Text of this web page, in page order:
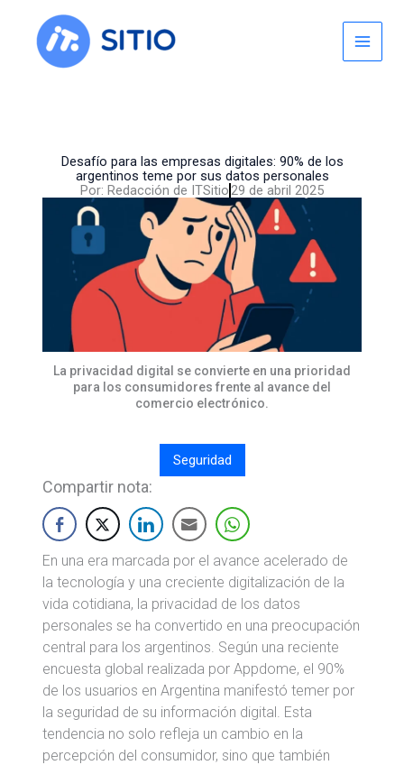
content
Desafío para las empresas digitales: 90% de los
argentinos teme por sus datos personales
Por: Redacción de ITSitio29 de abril 2025
La privacidad digital se convierte en una prioridad
para los consumidores frente al avance del
comercio electrónico.
Seguridad
Compartir nota:
En una era marcada por el avance acelerado de
la tecnología y una creciente digitalización de la
vida cotidiana, la privacidad de los datos
personales se ha convertido en una preocupación
central para los argentinos. Según una reciente
encuesta global realizada por Appdome, el 90%
de los usuarios en Argentina manifestó temer por
la seguridad de su información digital. Esta
tendencia no solo refleja un cambio en la
percepción del consumidor, sino que también